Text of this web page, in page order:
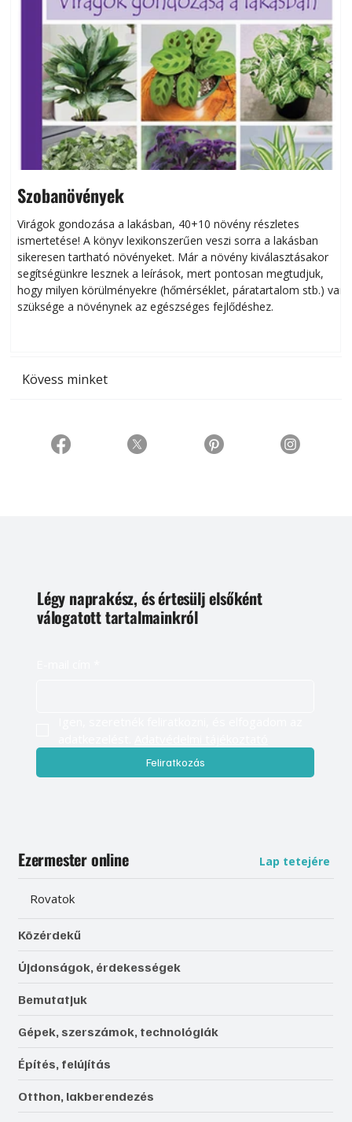
Szobanövények
Virágok gondozása a lakásban, 40+10 növény részletes
ismertetése! A könyv lexikonszerűen veszi sorra a lakásban
sikeresen tart­ha­tó növényeket. Már a növény kiválasztásakor
segítségünkre lesznek a leírások, mert pontosan megtudjuk,
hogy milyen körülményekre (hőmérséklet, páratartalom stb.) van
szüksége a növénynek az egészséges fejlődéshez.
Kövess minket
Légy naprakész, és értesülj elsőként
válogatott tartalmainkról
Feliratkozás
Ezermester online Lap tetejére
Rovatok
Közérdekű
Újdonságok, érdekességek
Bemutatjuk
Gépek, szerszámok, technológiák
Építés, felújítás
Otthon, lakberendezés